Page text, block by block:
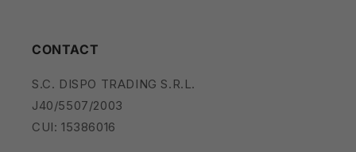
CONTACT
S.C. DISPO TRADING S.R.L.
J40/5507/2003
CUI: 15386016